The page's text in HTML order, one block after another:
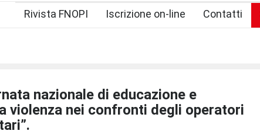
Rivista FNOPI Iscrizione on-line Contatti
nazionale di educazione e
violenza nei confronti degli operatori